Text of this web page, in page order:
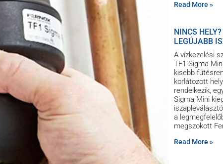
Read More »
NINCS
LEGÚJABB
A vízkezelési
TF1 Sigma
kisebb
korlátozott
rendelkezik,
Sigma Mini
a
megszokott
Read More »